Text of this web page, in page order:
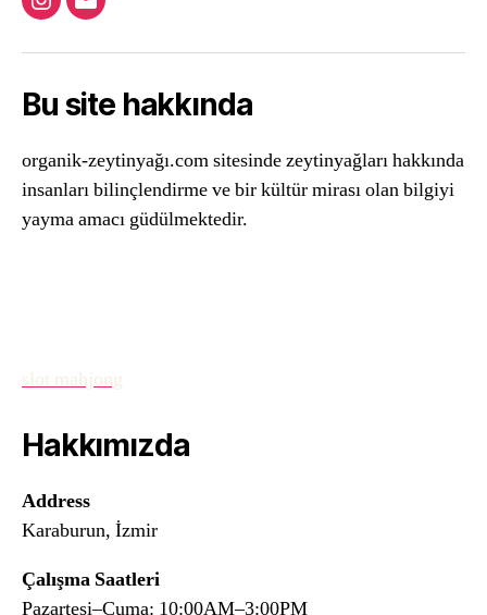
Instagram
Email
Bu site hakkında
organik-zeytinyağı.com sitesinde zeytinyağları hakkında
insanları bilinçlendirme ve bir kültür mirası olan bilgiyi
yayma amacı güdülmektedir.
slot mahjong
Hakkımızda
Address
Karaburun, İzmir
Çalışma Saatleri
Pazartesi–Cuma: 10:00AM–3:00PM